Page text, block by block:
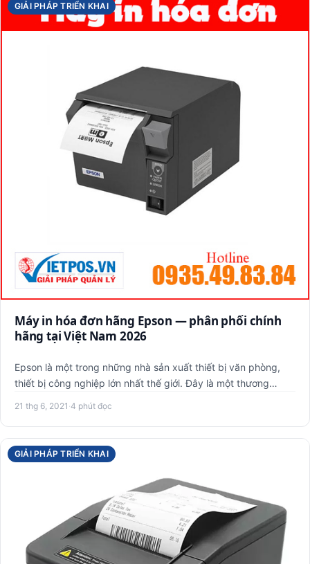
GIẢI PHÁP TRIỂN KHAI
Máy in hóa đơn hãng Epson — phân phối chính
hãng tại Việt Nam 2026
Epson là một trong những nhà sản xuất thiết bị văn phòng,
thiết bị công nghiệp lớn nhất thế giới. Đây là một thương
21 thg 6, 2021 ·4 phút đọc
GIẢI PHÁP TRIỂN KHAI